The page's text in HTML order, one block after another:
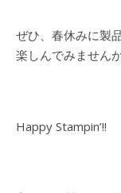
ぜひ、春休みに製
楽しんでみません
Happy Stampin’!!